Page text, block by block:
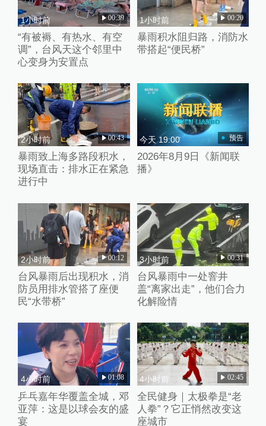
1小时前 00:39
“有被褥、有热水、有空
调”，台风天这个邻里中
心变身为安置点
1小时前 00:20
暴雨积水阻归路，消防水
带搭起“便民桥”
2小时前 00:43
暴雨致上海多路段积水，
现场直击：排水正在紧急
进行中
今天 19:00 预告
2026年8月9日《新闻联
播》
2小时前 00:12
台风暴雨后出现积水，消
防员用排水管搭了座便
民“水带桥”
3小时前 00:31
台风暴雨中一处窨井
盖“离家出走”，他们合力
化解险情
4小时前 01:08
乒乓嘉年华覆盖全城，邓
亚萍：这是以球会友的盛
宴
4小时前 02:45
全民健身｜太极拳是“老
人拳”？它正悄然改变这
座城市